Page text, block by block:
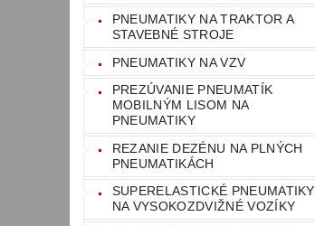
PNEUMATIKY NA TRAKTOR A
STAVEBNÉ STROJE
PNEUMATIKY NA VZV
PREZÚVANIE PNEUMATÍK
MOBILNÝM LISOM NA
PNEUMATIKY
REZANIE DEZÉNU NA PLNÝCH
PNEUMATIKÁCH
SUPERELASTICKÉ PNEUMATIKY
NA VYSOKOZDVIŽNÉ VOZÍKY